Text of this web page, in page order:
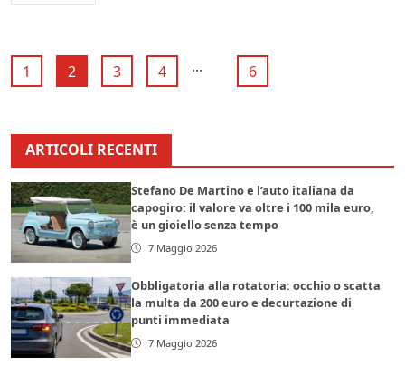
1 2 3 4 ... 6
ARTICOLI RECENTI
Stefano De Martino e l’auto italiana da
capogiro: il valore va oltre i 100 mila euro,
è un gioiello senza tempo
7 Maggio 2026
Obbligatoria alla rotatoria: occhio o scatta
la multa da 200 euro e decurtazione di
punti immediata
7 Maggio 2026